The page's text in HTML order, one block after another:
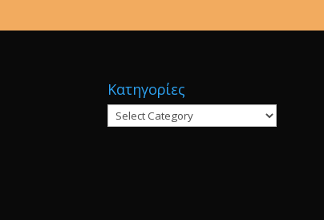
Κατηγορίες
Κατηγορίες